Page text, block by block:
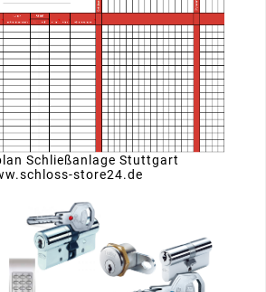
Schließanlage Stuttgart
store24.de